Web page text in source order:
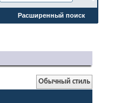
Расширенный поиск